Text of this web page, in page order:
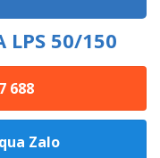
50/150
688
Zalo